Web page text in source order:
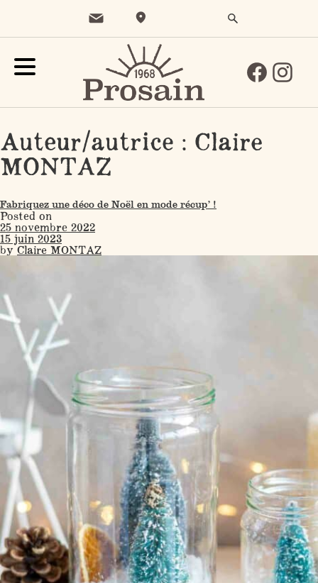
Auteur/autrice : Claire
MONTAZ
Fabriquez une déco de Noël en mode récup’ !
Posted on
25 novembre 2022
15 juin 2023
byClaire MONTAZ